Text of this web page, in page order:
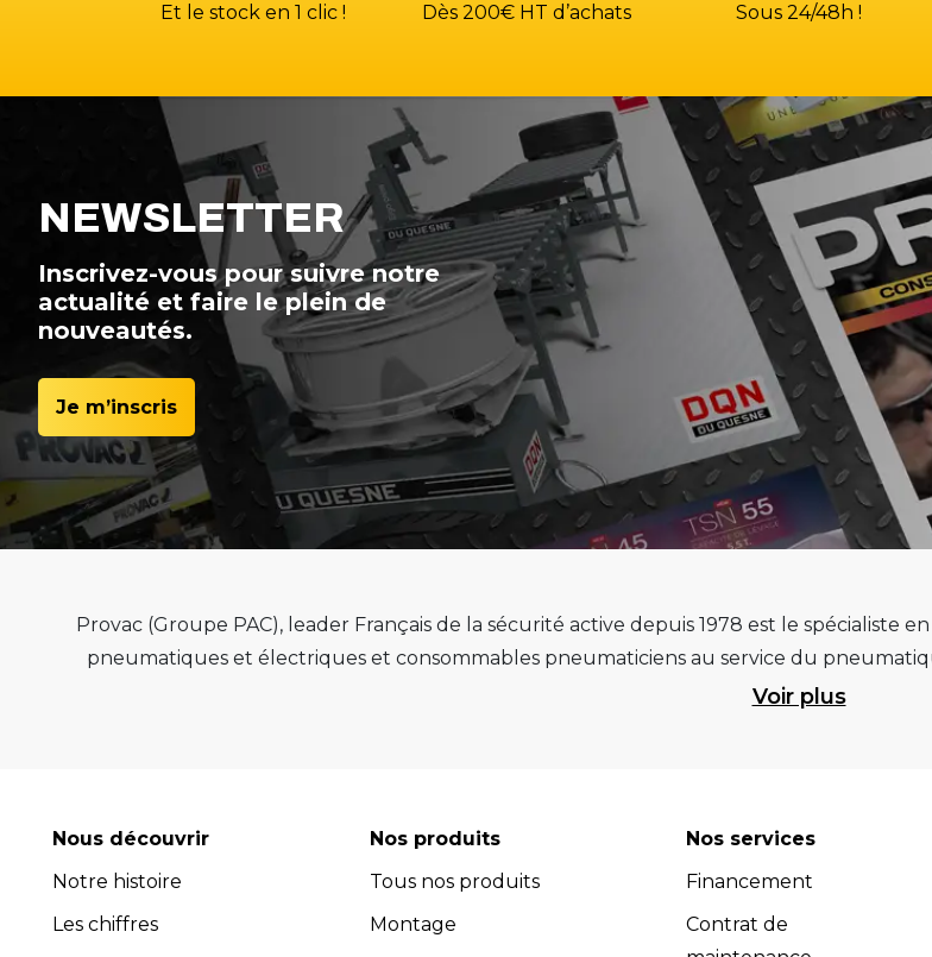
Et le stock en 1 clic ! Dès 200€ HT d’achats Sous 24/48h !
NEWSLETTER
Inscrivez-vous pour suivre notre
actualité et faire le plein de
nouveautés.
Je m’inscris
Provac (Groupe PAC), leader Français de la sécurité active depuis 1978 est le
pneumatiques et électriques et consommables pneumaticiens au service du
de qualité, de pérennité et d’avance technologique pour que la
optimiser l'efficacité et la productivité de votre atelier. Retrouvez une sélection de
Avec plus de 45 ans d’expérience, PROVAC dispose d’un service après-vente
l’installation et la maintenance des équipements (contrats de maintenance, extensions
Voir plus
Nous découvrir
Notre histoire
Les chiffres
Nos produits
Tous nos produits
Montage
Nos services
Financement
Contrat de